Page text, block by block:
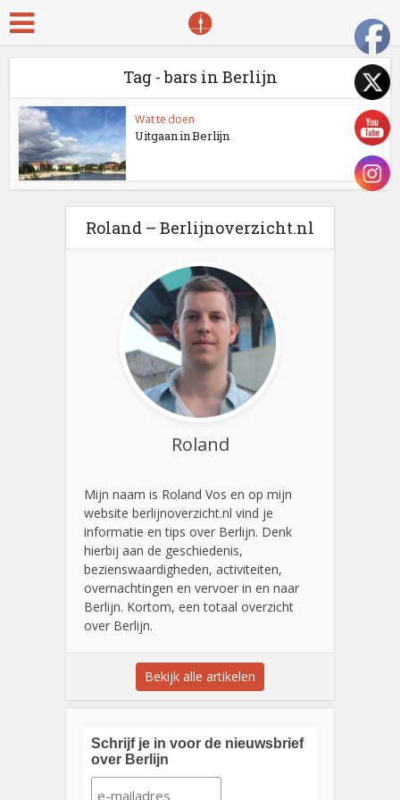
Tag - bars in Berlijn
Wat te doen
Uitgaan in Berlijn
Roland – Berlijnoverzicht.nl
Roland
Mijn naam is Roland Vos en op mijn
website berlijnoverzicht.nl vind je
informatie en tips over Berlijn. Denk
hierbij aan de geschiedenis,
bezienswaardigheden, activiteiten,
overnachtingen en vervoer in en naar
Berlijn. Kortom, een totaal overzicht
over Berlijn.
Bekijk alle artikelen
Schrijf je in voor de nieuwsbrief
over Berlijn